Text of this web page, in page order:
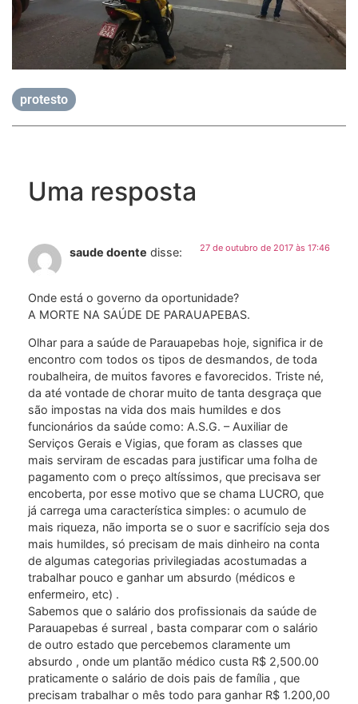
protesto
Uma resposta
saude doente disse: 27 de outubro de 2017 às 17:46
Onde está o governo da oportunidade?
A MORTE NA SAÚDE DE PARAUAPEBAS.
Olhar para a saúde de Parauapebas hoje, significa ir de
encontro com todos os tipos de desmandos, de toda
roubalheira, de muitos favores e favorecidos. Triste né,
da até vontade de chorar muito de tanta desgraça que
são impostas na vida dos mais humildes e dos
funcionários da saúde como: A.S.G. – Auxiliar de
Serviços Gerais e Vigias, que foram as classes que
mais serviram de escadas para justificar uma folha de
pagamento com o preço altíssimos, que precisava ser
encoberta, por esse motivo que se chama LUCRO, que
já carrega uma característica simples: o acumulo de
mais riqueza, não importa se o suor e sacrifício seja dos
mais humildes, só precisam de mais dinheiro na conta
de algumas categorias privilegiadas acostumadas a
trabalhar pouco e ganhar um absurdo (médicos e
enfermeiro, etc) .
Sabemos que o salário dos profissionais da saúde de
Parauapebas é surreal , basta comparar com o salário
de outro estado que percebemos claramente um
absurdo , onde um plantão médico custa R$ 2,500.00
praticamente o salário de dois pais de família , que
precisam trabalhar o mês todo para ganhar R$ 1.200,00